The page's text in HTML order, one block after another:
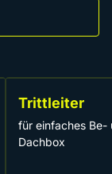
Trittleiter
für einfaches Be-
Dachbox